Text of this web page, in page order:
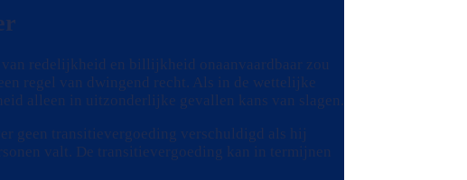
redelijkheid en billijkheid onaanvaardbaar zou
regel van dwingend recht. Als in de wettelijke
alleen in uitzonderlijke gevallen kans van slagen.
geen transitievergoeding verschuldigd als hij
valt. De transitievergoeding kan in termijnen